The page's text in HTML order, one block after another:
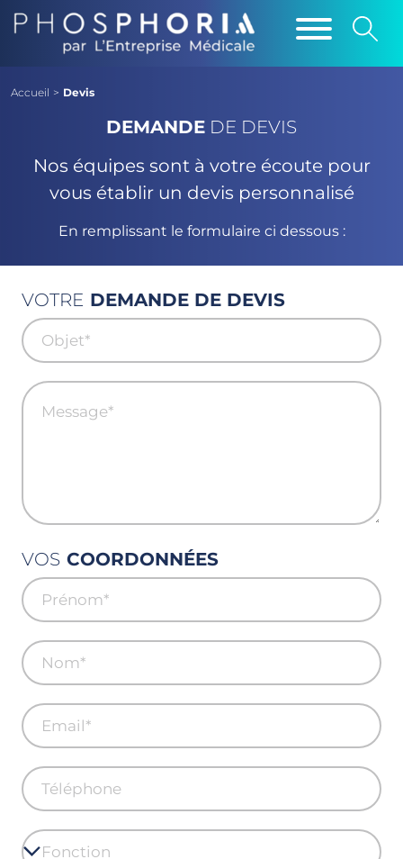
Accueil > Devis
DEMANDE DE DEVIS
Nos équipes sont à votre écoute pour
vous établir un devis personnalisé
En remplissant le formulaire ci dessous :
VOTRE DEMANDE DE DEVIS
VOS COORDONNÉES